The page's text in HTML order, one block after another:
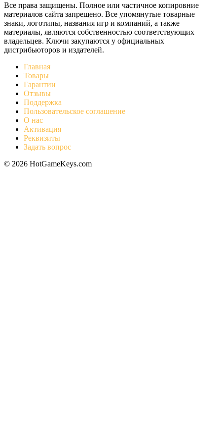
Все права защищены. Полное или частичное копировние
материалов сайта запрещено. Все упомянутые товарные
знаки, логотипы, названия игр и компаний, а также
материалы, являются собственностью соответствующих
владельцев. Ключи закупаются у официальных
дистрибьюторов и издателей.
Главная
Товары
Гарантии
Отзывы
Поддержка
Пользовательское соглашение
О нас
Активация
Реквизиты
Задать вопрос
© 2026 HotGameKeys.com